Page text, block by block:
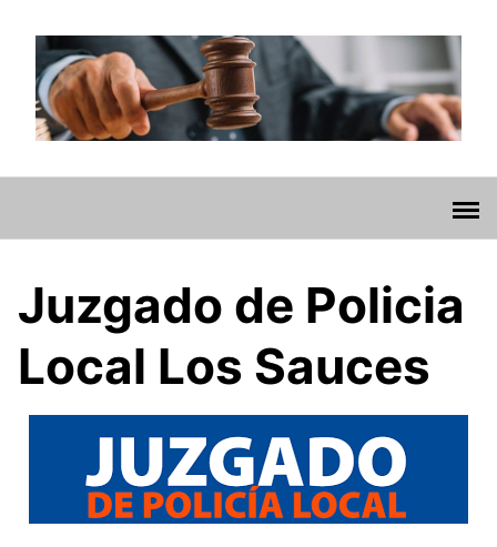
contenido
Juzgado de Policia
Local Los Sauces